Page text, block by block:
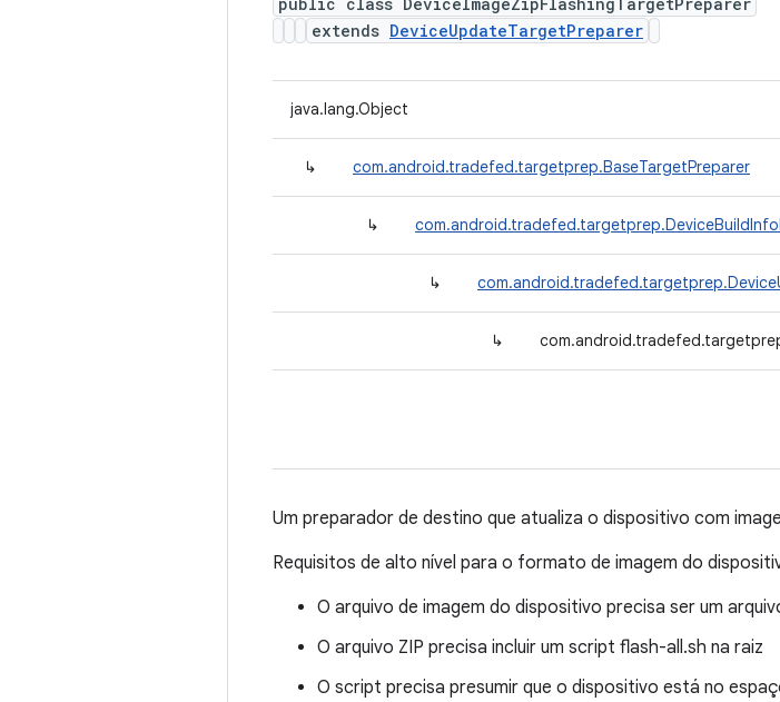
extends DeviceUpdateTargetPreparer
java.lang.Object
↳ com.android.tradefed.targetprep.BaseTargetPreparer
↳
↳
↳
Um preparador de destino que atualiza o dispositivo com
Requisitos de alto nível para o formato de imagem do
O arquivo de imagem do dispositivo precisa ser um
O arquivo ZIP precisa incluir um script flash-all.sh na raiz
O script precisa presumir que o dispositivo está no